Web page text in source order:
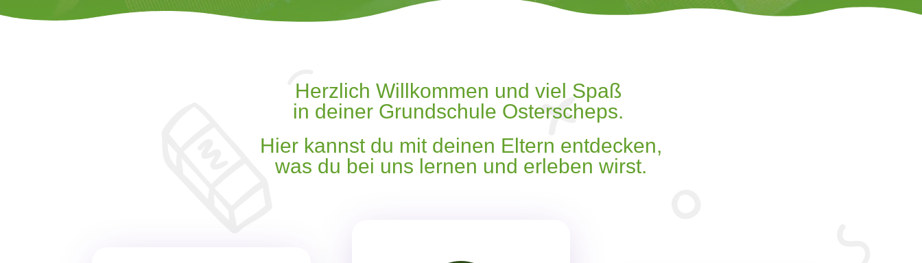
Herzlich Willkommen und viel Spaß‭ ‬
in deiner Grundschule Osterscheps‭. ‬
Hier kannst du mit deinen Eltern entdecken‭,
was du bei uns lernen und erleben wirst.‬